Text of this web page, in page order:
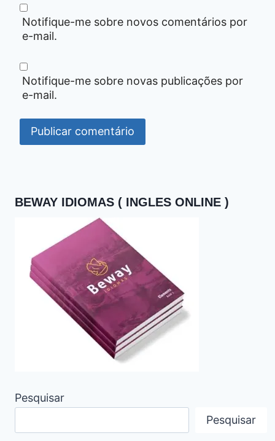
Notifique-me sobre novos comentários por
e-mail.
Notifique-me sobre novas publicações por
e-mail.
BEWAY IDIOMAS ( INGLES ONLINE )
Pesquisar
Pesquisar